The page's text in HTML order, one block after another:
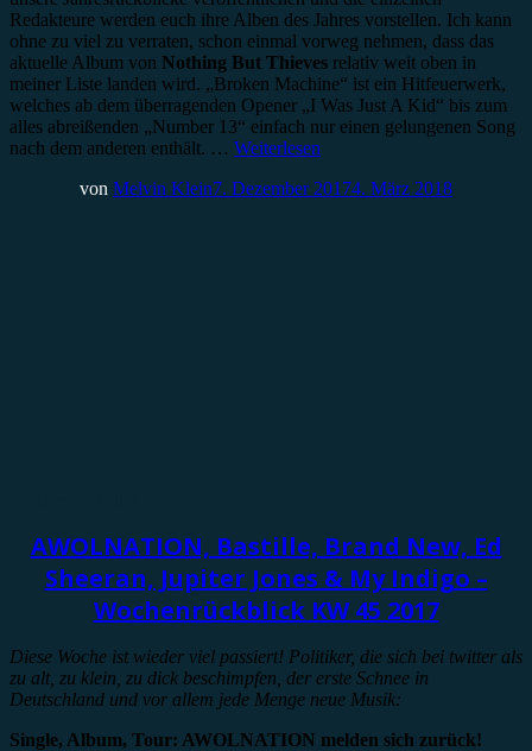
Redakteure werden euch ihre Alben des Jahres vorstellen. Ich kann
ohne zu viel zu verraten, schon einmal vorweg nehmen, dass das
aktuelle Album von Nothing But Thieves relativ weit oben in
meiner Liste landen wird. „Broken Machine“ ist ein Hitfeuerwerk,
welches ab dem überragenden Opener „I Was Just A Kid“ bis zum
alles abreißenden „Number 13“ einfach nur einen gelungenen Song
nach dem anderen enthält. … Weiterlesen
von Melvin Klein7. Dezember 20174. März 2018
AWOLNATION, Bastille, Brand New, Ed
Sheeran, Jupiter Jones & My Indigo –
Wochenrückblick KW 45 2017
Diese Woche ist wieder viel passiert! Politiker, die sich bei twitter als
zu alt, zu klein, zu dick beschimpfen, der erste Schnee in
Deutschland und vor allem jede Menge neue Musik:
Single, Album, Tour: AWOLNATION melden sich zurück!